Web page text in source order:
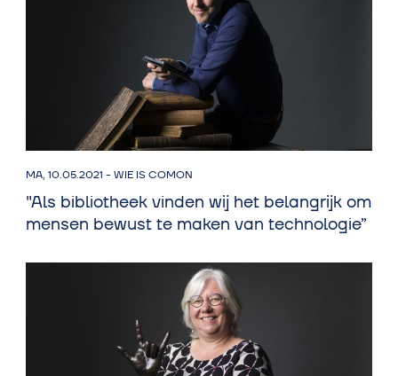
MA, 10.05.2021 -WIE IS COMON
"Als bibliotheek vinden wij het belangrijk om
mensen bewust te maken van technologie”